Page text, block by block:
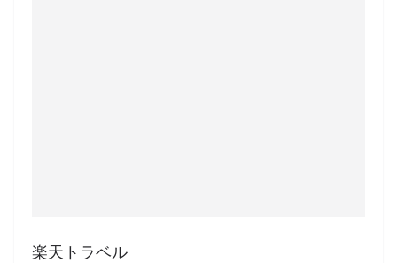
楽天トラベル